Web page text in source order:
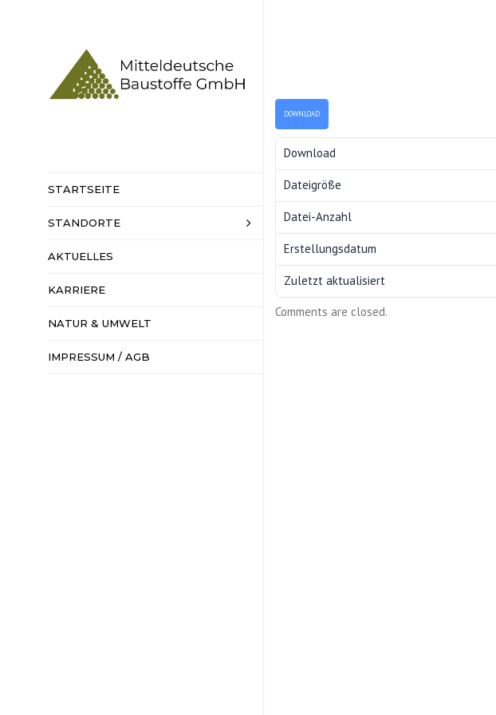
STARTSEITE
STANDORTE
HAUPTSITZ
KIESWERKE
HARTSTEINWERKE
AKTUELLES
KARRIERE
NATUR & UMWELT
IMPRESSUM / AGB
DOWNLOAD
Download
Dateigröße
Datei-Anzahl
Erstellungsdatum
Zuletzt aktualisiert
Comments are closed.